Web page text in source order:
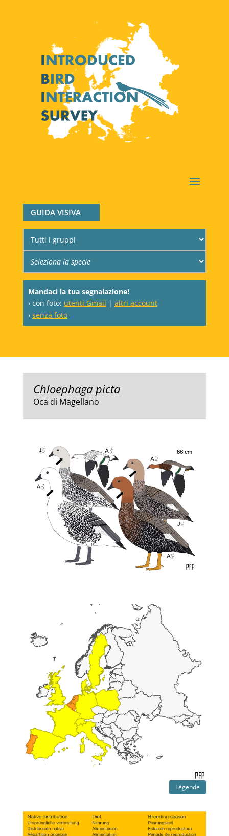
GUIDA VISIVA
Mandaci la tua segnalazione!
› con foto: utenti Gmail | altri account
› senza foto
Chloephaga picta
Oca di Magellano
Légende